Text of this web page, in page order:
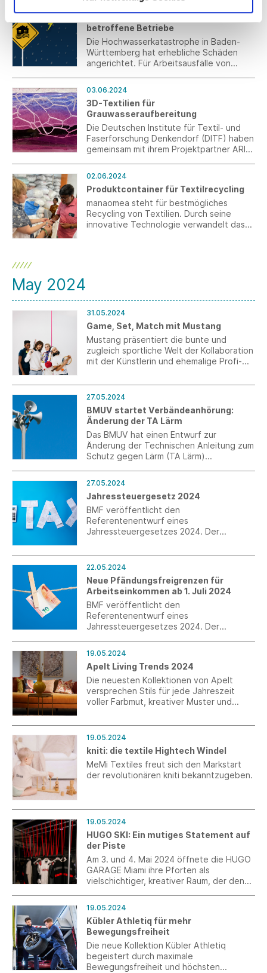
damit, dass 2022 zum Auffüllen der
Speicher Gas zu hohen Preisen
eingekauft werden musste, das später
aber zu deutlich niedrigeren Preisen
verkauft worden sei.
Kurzarbeitergeld für vom Hochwasser
betroffene Betriebe
Die Hochwasserkatastrophe in Baden-
Württemberg hat erhebliche Schäden
angerichtet. Für Arbeitsausfälle von
Kurzarbeitergeld gezahlt werden.
Unternehmen steht die gebührenfreie
Hotline 0800 4 5555 20 zur Verfügung.
03.06.2024
3D-Textilien für
Grauwasseraufbereitung
Die Deutschen Institute für Textil- und
Faserforschung Denkendorf (DITF) haben
gemeinsam mit ihrem Projektpartner ARIS
02.06.2024
Produktcontainer für Textilrecycling
manaomea steht für bestmögliches
Recycling von Textilien. Durch seine
innovative Technologie verwandelt das
Produktionsstätten in autarken
manaomea-Containern mitten in
Textilregionen oder in unmittelbarer Nähe
zu den Textilmüllbergen der Welt
errichten.
May 2024
31.05.2024
Game, Set, Match mit Mustang
Mustang präsentiert die bunte und
zugleich sportliche Welt der Kollaboration
mit der Künstlerin und ehemalige Profi-
27.05.2024
BMUV startet Verbändeanhörung:
Änderung der TA Lärm
Das BMUV hat einen Entwurf zur
Änderung der Technischen Anleitung zum
Schutz gegen Lärm (TA Lärm)
ihre Hinweise und Kommentare
einreichen.
27.05.2024
Jahressteuergesetz 2024
BMF veröffentlicht den
Referentenentwurf eines
Jahressteuergesetzes 2024. Der
Einzelmaßnahmen vor, die überwiegend
technischen Charakter haben,
insbesondere im Einkommen-,
Unternehmen- und Umsatzsteuerrecht.
22.05.2024
Neue Pfändungsfreigrenzen für
Arbeitseinkommen ab 1. Juli 2024
BMF veröffentlicht den
Referentenentwurf eines
Jahressteuergesetzes 2024. Der
technischen Charakter haben,
insbesondere im Einkommen-,
Unternehmen- und Umsatzsteuerrecht.
19.05.2024
Apelt Living Trends 2024
Die neuesten Kollektionen von Apelt
versprechen Stils für jede Jahreszeit
voller Farbmut, kreativer Muster und
19.05.2024
kniti: die textile Hightech Windel
MeMi Textiles freut sich den Markstart
der revolutionären kniti bekanntzugeben.
19.05.2024
HUGO SKI: Ein mutiges Statement auf
der Piste
Am 3. und 4. Mai 2024 öffnete die HUGO
GARAGE Miami ihre Pforten als
vielschichtiger, kreativer Raum, der den
19.05.2024
Kübler Athletiq für mehr
Bewegungsfreiheit
Die neue Kollektion Kübler Athletiq
begeistert durch maximale
Bewegungsfreiheit und höchsten